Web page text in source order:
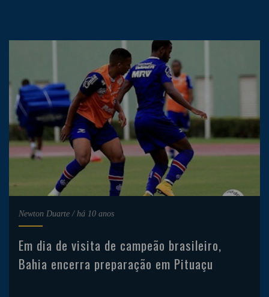
Newton Duarte / há 10 anos
Em dia de visita de campeão brasileiro,
Bahia encerra preparação em Pituaçu